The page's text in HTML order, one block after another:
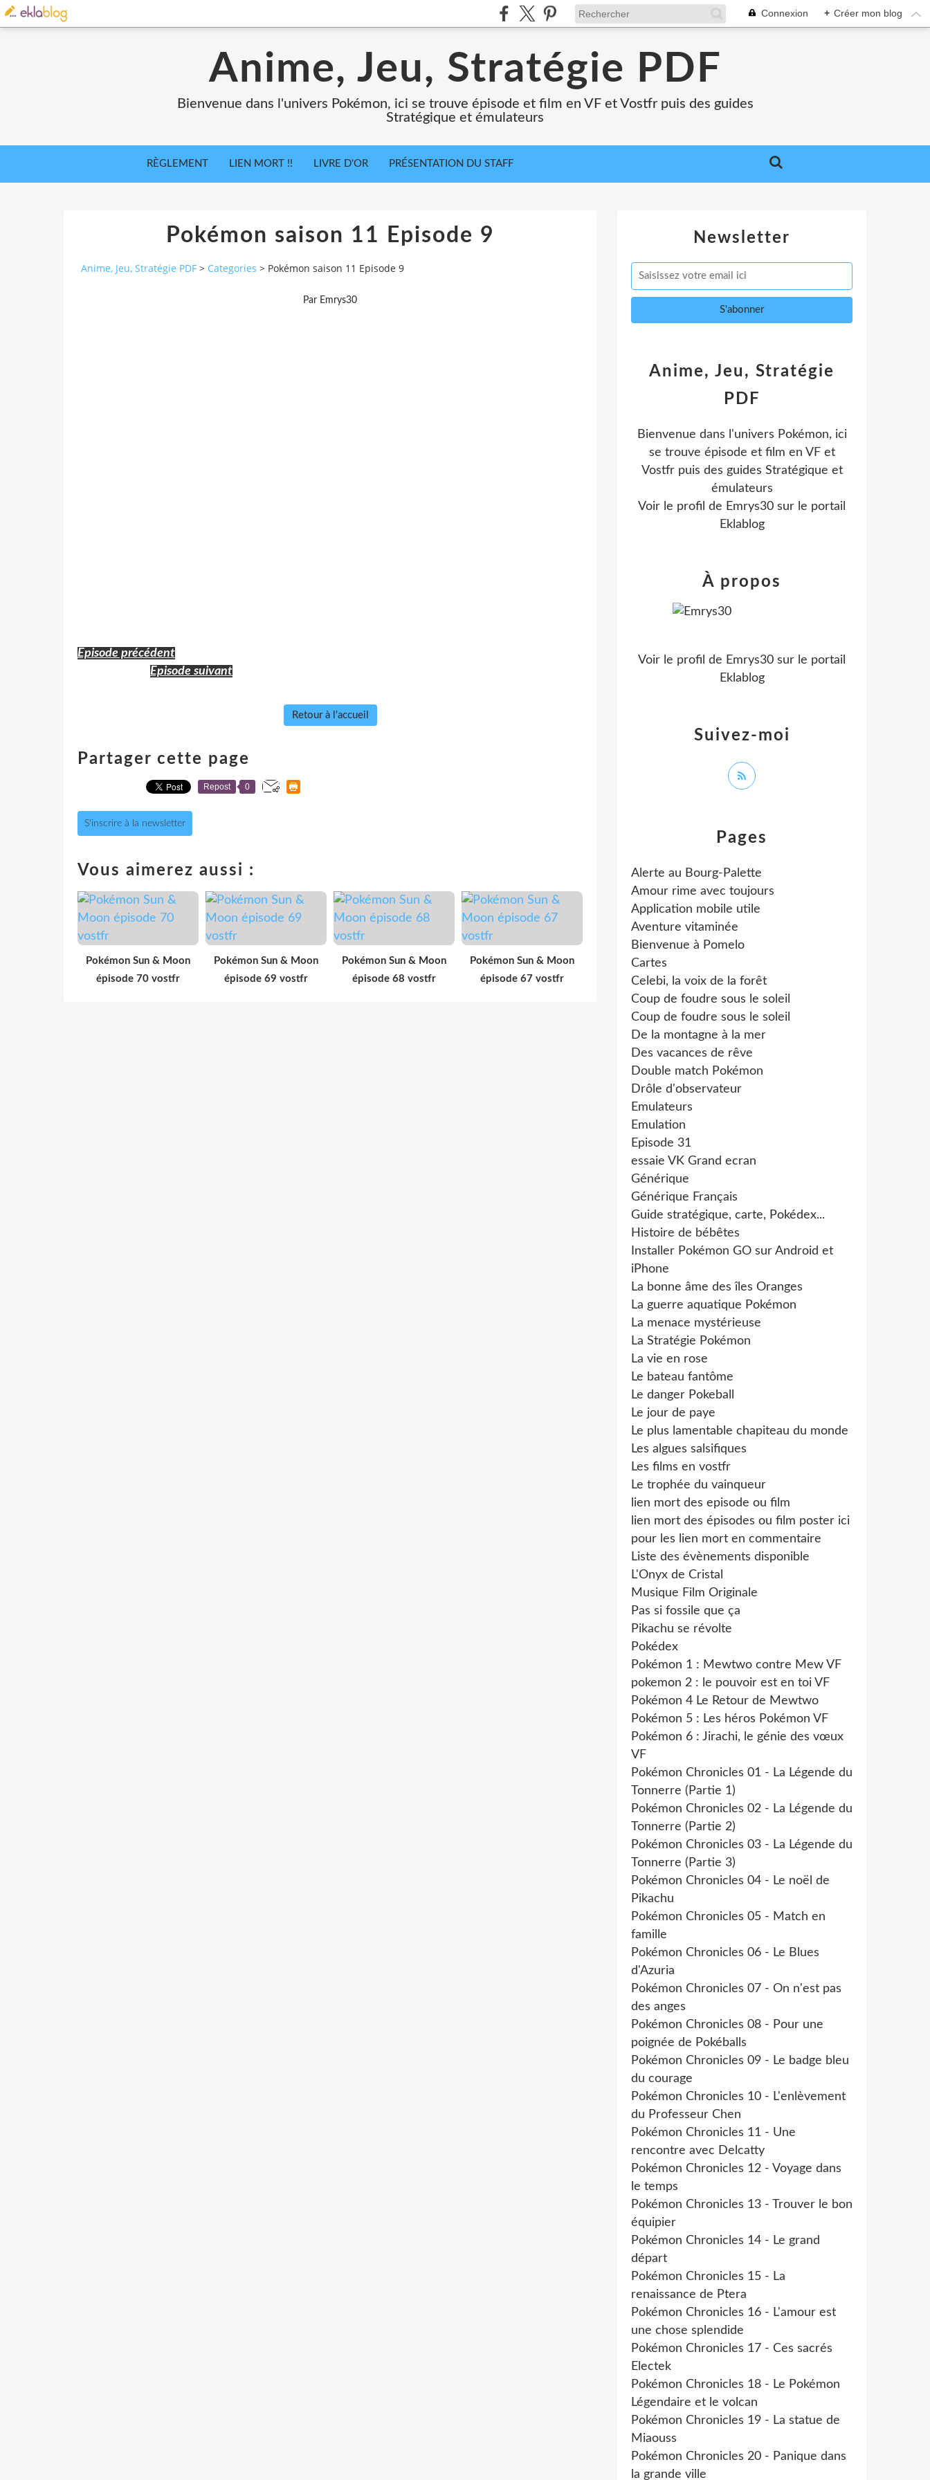
Connexion + Créer mon blog
Anime, Jeu, Stratégie PDF
Bienvenue dans l'univers Pokémon, ici se trouve épisode et film en VF et Vostfr puis des guides
Stratégique et émulateurs
RÈGLEMENT LIEN MORT !! LIVRE D'OR PRÉSENTATION DU STAFF
Pokémon saison 11 Episode 9
Anime, Jeu, Stratégie PDF > Categories > Pokémon saison 11 Episode 9
Par Emrys30
Episode précédent
Episode suivant
Retour à l'accueil
Partager cette page
Repost 0
S'inscrire à la newsletter
Vous aimerez aussi :
Pokémon Sun & Moon
épisode 70 vostfr
Pokémon Sun & Moon
épisode 69 vostfr
Pokémon Sun & Moon
épisode 68 vostfr
Pokémon Sun & Moon
épisode 67 vostfr
Newsletter
Pages
Alerte au Bourg-Palette
Amour rime avec toujours
Application mobile utile
Aventure vitaminée
Bienvenue à Pomelo
Cartes
Celebi, la voix de la forêt
Coup de foudre sous le soleil
Coup de foudre sous le soleil
De la montagne à la mer
Des vacances de rêve
Double match Pokémon
Drôle d'observateur
Emulateurs
Emulation
Episode 31
essaie VK Grand ecran
Générique
Générique Français
Guide stratégique, carte, Pokédex...
Histoire de bébêtes
Installer Pokémon GO sur Android et
iPhone
La bonne âme des îles Oranges
La guerre aquatique Pokémon
La menace mystérieuse
La Stratégie Pokémon
La vie en rose
Le bateau fantôme
Le danger Pokeball
Le jour de paye
Le plus lamentable chapiteau du monde
Les algues salsifiques
Les films en vostfr
Le trophée du vainqueur
lien mort des episode ou film
lien mort des épisodes ou film poster ici
pour les lien mort en commentaire
Liste des évènements disponible
L'Onyx de Cristal
Musique Film Originale
Pas si fossile que ça
Pikachu se révolte
Pokédex
Pokémon 1 : Mewtwo contre Mew VF
pokemon 2 : le pouvoir est en toi VF
Pokémon 4 Le Retour de Mewtwo
Pokémon 5 : Les héros Pokémon VF
Pokémon 6 : Jirachi, le génie des vœux
VF
Pokémon Chronicles 01 - La Légende du
Tonnerre (Partie 1)
Pokémon Chronicles 02 - La Légende du
Tonnerre (Partie 2)
Pokémon Chronicles 03 - La Légende du
Tonnerre (Partie 3)
Pokémon Chronicles 04 - Le noël de
Pikachu
Pokémon Chronicles 05 - Match en
famille
Pokémon Chronicles 06 - Le Blues
d'Azuria
Pokémon Chronicles 07 - On n'est pas
des anges
Pokémon Chronicles 08 - Pour une
poignée de Pokéballs
Pokémon Chronicles 09 - Le badge bleu
du courage
Pokémon Chronicles 10 - L'enlèvement
du Professeur Chen
Pokémon Chronicles 11 - Une
rencontre avec Delcatty
Pokémon Chronicles 12 - Voyage dans
le temps
Pokémon Chronicles 13 - Trouver le bon
équipier
Pokémon Chronicles 14 - Le grand
départ
Pokémon Chronicles 15 - La
renaissance de Ptera
Pokémon Chronicles 16 - L'amour est
une chose splendide
Pokémon Chronicles 17 - Ces sacrés
Electek
Pokémon Chronicles 18 - Le Pokémon
Légendaire et le volcan
Pokémon Chronicles 19 - La statue de
Miaouss
Pokémon Chronicles 20 - Panique dans
la grande ville
Anime, Jeu, Stratégie
PDF
Bienvenue dans l'univers Pokémon, ici
se trouve épisode et film en VF et
Vostfr puis des guides Stratégique et
émulateurs
Voir le profil de Emrys30 sur le portail
Eklablog
Suivez-moi
À propos
Voir le profil de Emrys30 sur le portail
Eklablog